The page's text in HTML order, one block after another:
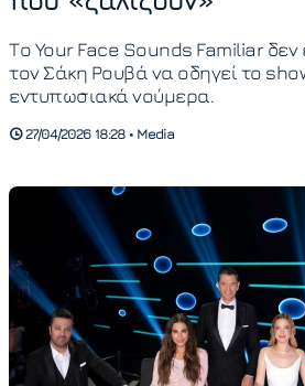
Το Your Face Sounds Familiar δεν
τον Σάκη Ρουβά να οδηγεί το
εντυπωσιακά νούμερα.
27/04/2026 18:28 • Media